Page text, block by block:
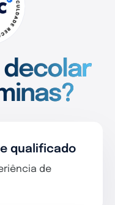
decolar
qualificado
de